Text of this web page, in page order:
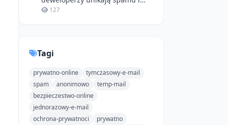
zabezpieczają testy?
127
Tagi
prywatno-online
tymczasowy-e-mail
spam
anonimowo
temp-mail
bezpieczestwo-online
jednorazowy-e-mail
ochrona-prywatnoci
prywatno